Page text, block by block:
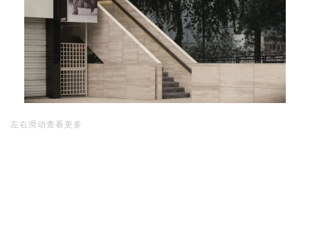
左右滑动查看更多